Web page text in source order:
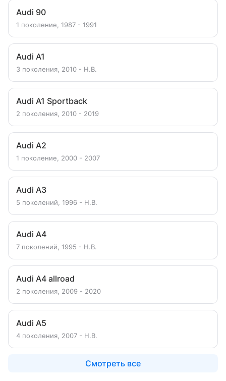
Audi 90
1 поколение, 1987 - 1991
Audi A1
3 поколения, 2010 - Н.В.
Audi A1 Sportback
2 поколения, 2010 - 2019
Audi A2
1 поколение, 2000 - 2007
Audi A3
5 поколений, 1996 - Н.В.
Audi A4
7 поколений, 1995 - Н.В.
Audi A4 allroad
2 поколения, 2009 - 2020
Audi A5
4 поколения, 2007 - Н.В.
Смотреть все